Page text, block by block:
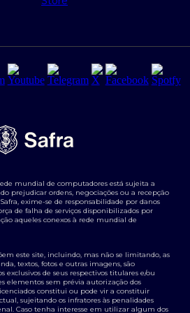
Atuação Banco Safra
Física
Portabilidade de Investimento
mundial de computadores está sujeita a
prejudicar ordens, negociações ou a recepção
exime-se de responsabilidade por danos
de falha de serviços disponibilizados por
aqueles conexos à rede mundial de
este site, incluindo, mas não se limitando, as
textos, fotos e outras imagens, são
exclusivos de seus respectivos titulares e/ou
elementos sem prévia autorização dos
constitui ou pode vir a constituir
sujeitando os infratores às penalidades
Caso tenha interesse em utilizar algum dos